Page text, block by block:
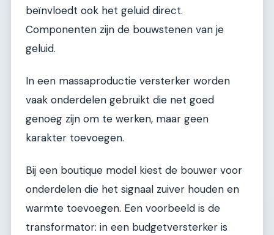
beïnvloedt ook het geluid direct.
Componenten zijn de bouwstenen van je
geluid.
In een massaproductie versterker worden
vaak onderdelen gebruikt die net goed
genoeg zijn om te werken, maar geen
karakter toevoegen.
Bij een boutique model kiest de bouwer voor
onderdelen die het signaal zuiver houden en
warmte toevoegen. Een voorbeeld is de
transformator: in een budgetversterker is